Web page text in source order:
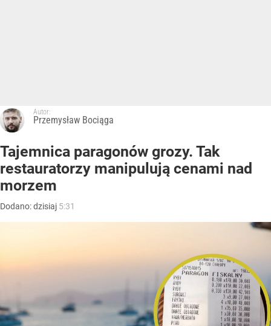
Autor:
Przemysław Bociąga
Tajemnica paragonów grozy. Tak
restauratorzy manipulują cenami nad
morzem
Dodano:dzisiaj 5:31